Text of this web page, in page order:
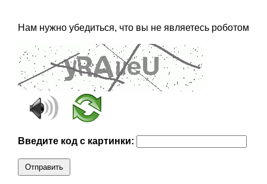
Нам нужно убедиться, что вы не являетесь роботом
Введите код с картинки:
Отправить